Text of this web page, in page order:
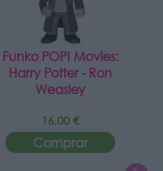
Funko POP! Movies:
Harry Potter - Ron
Weasley
16,00 €
Comprar